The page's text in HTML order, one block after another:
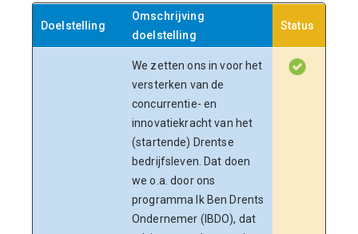
Doelstelling
Omschrijving
doelstelling
Status
We zetten ons in voor het
versterken van de
concurrentie- en
innovatiekracht van het
(startende) Drentse
bedrijfsleven. Dat doen
we o.a. door ons
programma Ik Ben Drents
Ondernemer (IBDO), dat